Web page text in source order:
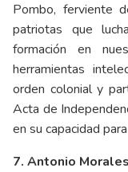
Pombo, ferviente
patriotas que
formación en
herramientas
orden colonial y
Acta de
en su capacidad
7. Antonio